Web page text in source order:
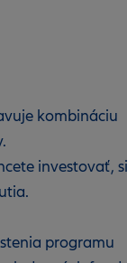
kombináciu
investovať, si
programu